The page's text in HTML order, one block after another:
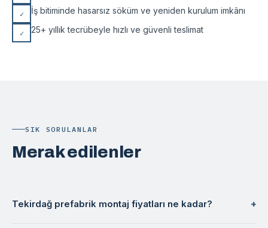
✓ İş bitiminde hasarsız söküm ve yeniden kurulum imkânı
✓ 25+ yıllık tecrübeyle hızlı ve güvenli teslimat
SIK SORULANLAR
Merak edilenler
Tekirdağ prefabrik montaj fiyatları ne kadar?